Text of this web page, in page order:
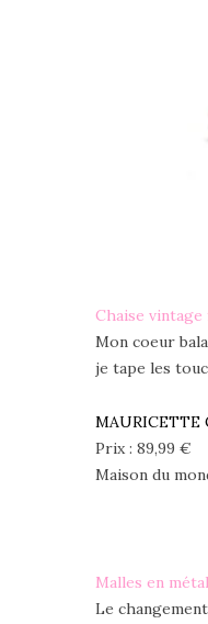
Chaise
Mon coeur
je tape les
Prix : 89,99 €
Maison du
Malles en
Le